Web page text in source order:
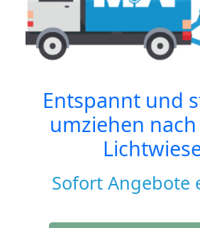
Entspannt und
umziehen nach
Sofort Angebote